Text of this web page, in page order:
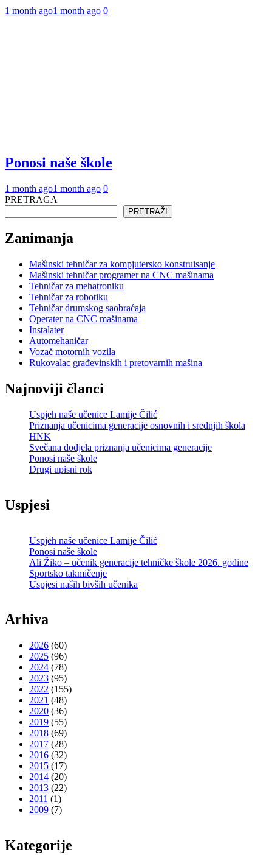
1 month ago1 month ago 0
Ponosi naše škole
1 month ago1 month ago 0
PRETRAGA
PRETRAŽI
Zanimanja
Mašinski tehničar za kompjutersko konstruisanje
Mašinski tehničar programer na CNC mašinama
Tehničar za mehatroniku
Tehničar za robotiku
Tehničar drumskog saobraćaja
Operater na CNC mašinama
Instalater
Automehaničar
Vozač motornih vozila
Rukovalac građevinskih i pretovarnih mašina
Najnoviji članci
Uspjeh naše učenice Lamije Čilić
Priznanja učenicima generacije osnovnih i srednjih škola
HNK
Svečana dodjela priznanja učenicima generacije
Ponosi naše škole
Drugi upisni rok
Uspjesi
Uspjeh naše učenice Lamije Čilić
Ponosi naše škole
Ali Žiko – učenik generacije tehničke škole 2026. godine
Sportsko takmičenje
Uspjesi naših bivših učenika
Arhiva
2026 (60)
2025 (96)
2024 (78)
2023 (95)
2022 (155)
2021 (48)
2020 (36)
2019 (55)
2018 (69)
2017 (28)
2016 (32)
2015 (17)
2014 (20)
2013 (22)
2011 (1)
2009 (7)
Kategorije